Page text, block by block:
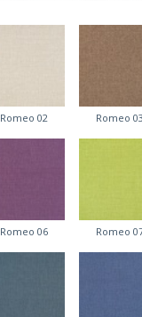
Romeo 02 Romeo 03
Romeo 06 Romeo